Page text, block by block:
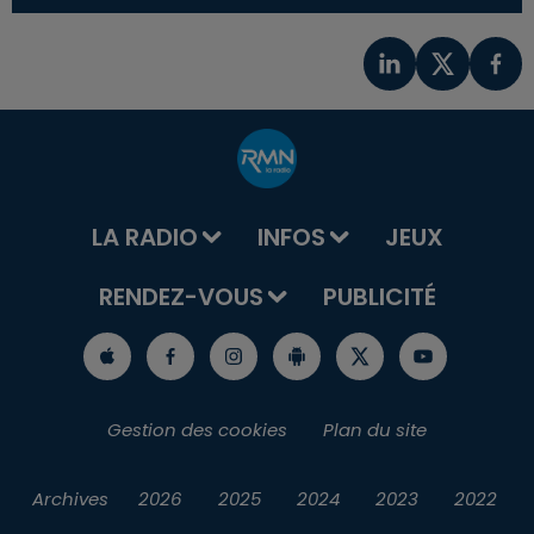
LA RADIO INFOS
JEUX
RENDEZ-VOUS
PUBLICITÉ
Gestion des cookies Plan du site
Archives 2026 2025 2024 2023 2022